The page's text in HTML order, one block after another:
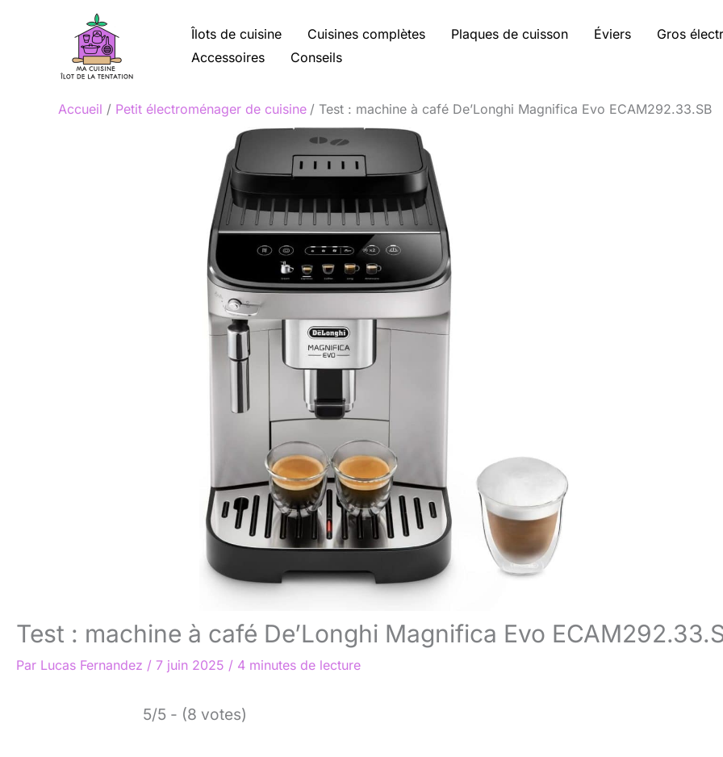
Îlots de cuisine Cuisines complètes Plaques de cuisson Éviers
Gros
Accessoires
Conseils
Accueil Petit électroménager de cuisine Test : machine à café De’Longhi Magnifica Evo ECAM292.33.SB
Test : machine à café De’Longhi Magnifica Evo
Par Lucas Fernandez / 7 juin 2025 / 4 minutes de lecture
5/5 - (8 votes)